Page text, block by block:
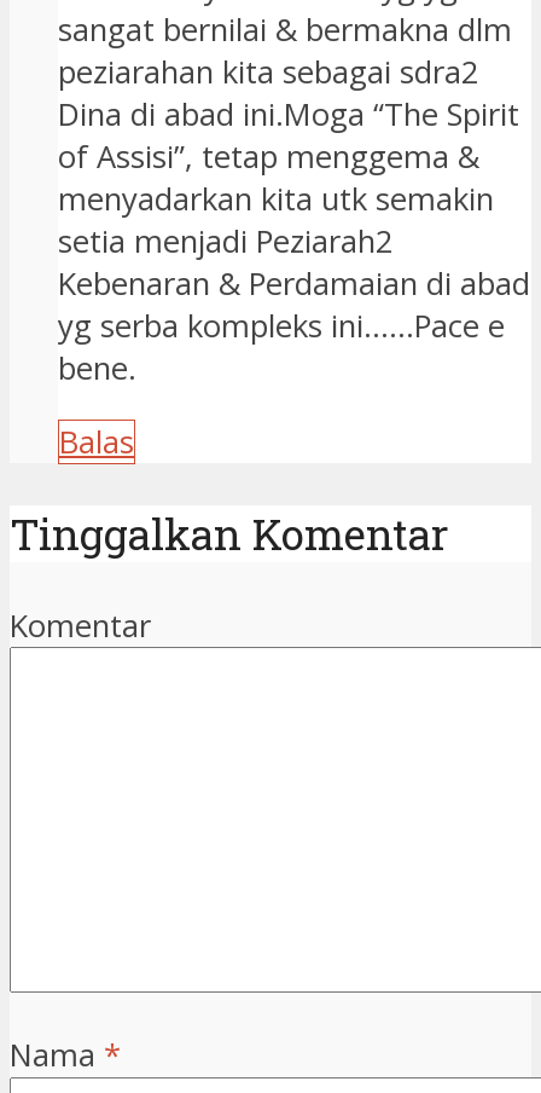
sangat bernilai & bermakna dlm
peziarahan kita sebagai sdra2
Dina di abad ini.Moga “The Spirit
of Assisi”, tetap menggema &
menyadarkan kita utk semakin
setia menjadi Peziarah2
Kebenaran & Perdamaian di abad
yg serba kompleks ini……Pace e
bene.
Balas
Tinggalkan Komentar
Komentar
Nama *